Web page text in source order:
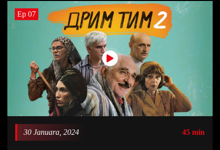
Ep 07
30 Januara, 2024 45 min